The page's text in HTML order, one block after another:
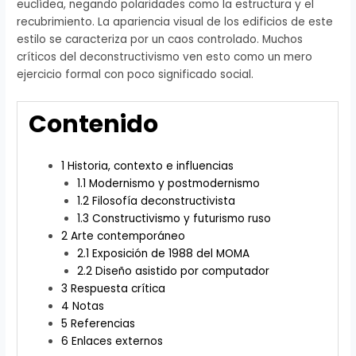
euclídea, negando polaridades como la estructura y el
recubrimiento. La apariencia visual de los edificios de este
estilo se caracteriza por un caos controlado. Muchos
críticos del deconstructivismo ven esto como un mero
ejercicio formal con poco significado social.
Contenido
1 Historia, contexto e influencias
1.1 Modernismo y postmodernismo
1.2 Filosofía deconstructivista
1.3 Constructivismo y futurismo ruso
2 Arte contemporáneo
2.1 Exposición de 1988 del MOMA
2.2 Diseño asistido por computador
3 Respuesta crítica
4 Notas
5 Referencias
6 Enlaces externos